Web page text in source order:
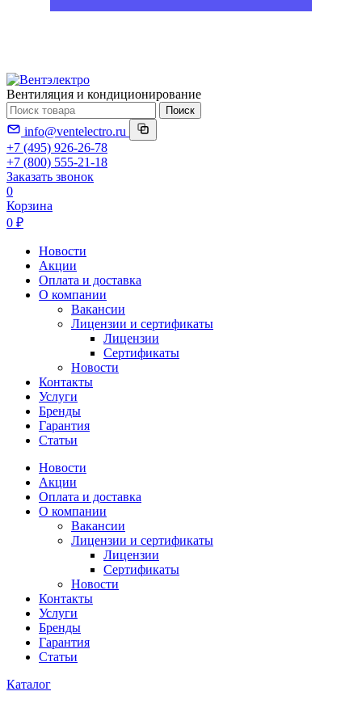
Вентиляция и кондиционирование
Поиск
info@ventelectro.ru
+7 (495) 926-26-78
+7 (800) 555-21-18
Заказать звонок
0
Корзина
0 ₽
Новости
Акции
Оплата и доставка
О компании
Вакансии
Лицензии и сертификаты
Лицензии
Сертификаты
Новости
Контакты
Услуги
Бренды
Гарантия
Статьи
Новости
Акции
Оплата и доставка
О компании
Вакансии
Лицензии и сертификаты
Лицензии
Сертификаты
Новости
Контакты
Услуги
Бренды
Гарантия
Статьи
Каталог